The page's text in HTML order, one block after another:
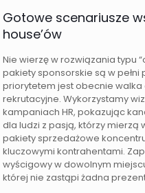
Gotowe scenariusze
house’ów
Nie wierzę w rozwiązania typu
pakiety sponsorskie są w
priorytetem jest obecnie
rekrutacyjne. Wykorzystamy
kampaniach HR, pokazując
dla ludzi z pasją, którzy mierzą
pakiety sprzedażowe
kluczowymi kontrahentami.
wyścigowy w dowolnym
której nie zastąpi żadna